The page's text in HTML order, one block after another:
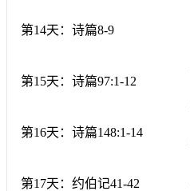
第14天：诗篇8-9
第15天：诗篇97:1-12
第16天：诗篇148:1-14
第17天：约伯记41-42